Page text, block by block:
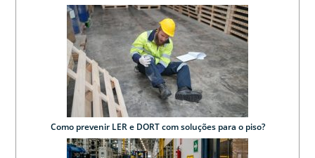
Como prevenir LER e DORT com soluções para o piso?